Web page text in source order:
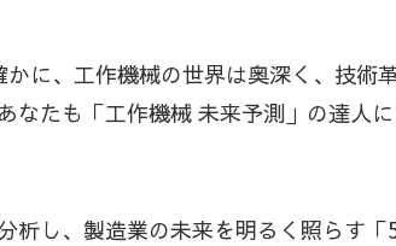
に、工作機械の世界は奥深く、技術
たも「工作機械 未来予測」の達人
し、製造業の未来を明るく照らす「